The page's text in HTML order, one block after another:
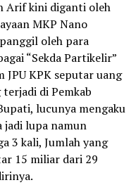
Arif kini diganti oleh
MKP Nano
oleh para
“Sekda Partikelir”
JPU KPK seputar uang
di Pemkab
lucunya mengaku
jadi lupa namun
3 kali, Jumlah yang
15 miliar dari 29